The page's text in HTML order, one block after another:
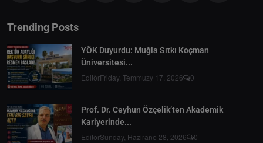
Trending Posts
YÖK Duyurdu: Muğla Sıtkı Koçman
Üniversitesi...
EditörFriday, Temmuzy 17, 2026 0
Prof. Dr. Ceyhun Özçelik’ten Akademik
Kariyerinde...
EditörSunday, Hazirane 28, 2026 0